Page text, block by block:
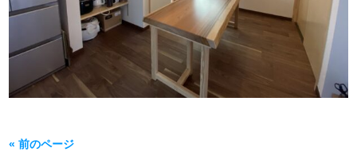
« 前のページ